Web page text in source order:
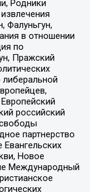
Родники
Фалуньгун,
в отношении
по
Пражский
российский
партнерство
Новое
Международный